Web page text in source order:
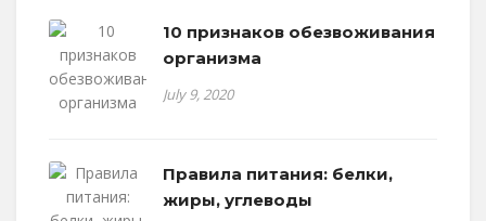
10 признаков обезвоживания
организма
July 9, 2020
Правила питания: белки,
жиры, углеводы